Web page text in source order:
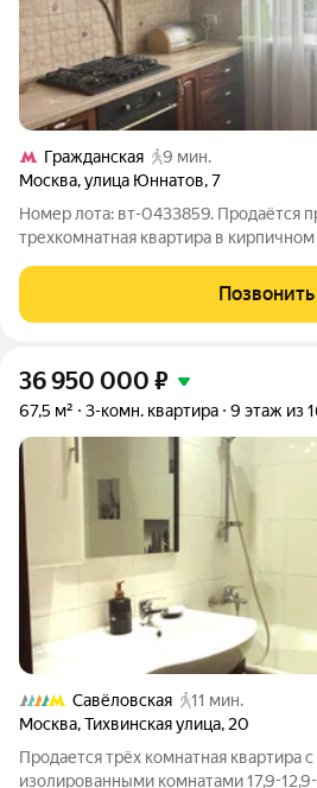
Гражданская
9 мин.
Москва,улица Юннатов,7
Номер лота: вт-0433859. Продаётся
трехкомнатная квартира в
балконом - 77.3 кв. м., просторные,
20,5, 15,7, 14,8 кв. м, кухня 8.2 кв.
Позвонить
36 950 000 ₽
67,5 м² 3-комн. квартира 9 этаж из
Савёловская
11 мин.
Москва,Тихвинская улица, 20
Продается трёх комнатная квартира
изолированными комнатами 17,9-